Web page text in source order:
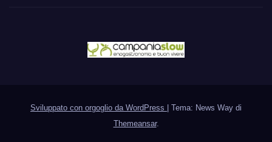
Sviluppato con orgoglio da WordPress
Tema: News Way di
Themeansar.